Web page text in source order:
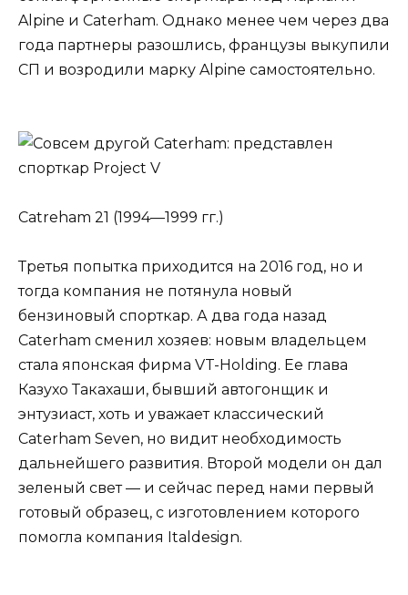
Alpine и Caterham. Однако менее чем через два
года партнеры разошлись, французы выкупили
СП и возродили марку Alpine самостоятельно.
Catreham 21 (1994—1999 гг.)
Третья попытка приходится на 2016 год, но и
тогда компания не потянула новый
бензиновый спорткар. А два года назад
Caterham сменил хозяев: новым владельцем
стала японская фирма VT-Holding. Ее глава
Казухо Такахаши, бывший автогонщик и
энтузиаст, хоть и уважает классический
Caterham Seven, но видит необходимость
дальнейшего развития. Второй модели он дал
зеленый свет — и сейчас перед нами первый
готовый образец, с изготовлением которого
помогла компания Italdesign.